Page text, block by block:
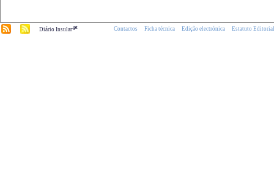
Diário Insular.pt Contactos Ficha técnica Edição electrónica Estatuto Editorial